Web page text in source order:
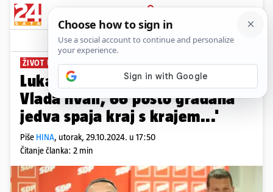
PRIJAVA
News Komentari
ŽIVOT U SUPERLATIVIMA
Lukanović i Đujić (SDP): 'Dok se
Vlada hvali, 66 posto građana
jedva spaja kraj s krajem...'
Piše HINA, utorak, 29.10.2024. u 17:50
Čitanje članka: 2 min